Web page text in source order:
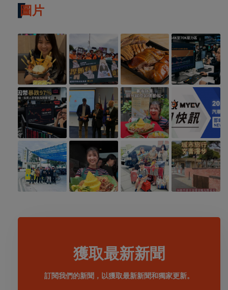
圖片
獲取最新新聞
訂閱我們的新聞，以獲取最新新聞和獨家更新。